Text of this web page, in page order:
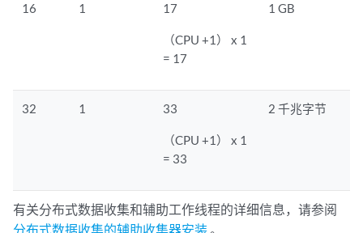
16 1 17
（CPU +1） x 1
= 17
1 GB
32 1 33
（CPU +1） x 1
= 33
2 千兆字节
有关分布式数据收集和辅助工作线程的详细信息，请参阅
分布式数据收集的辅助收集器安装 。